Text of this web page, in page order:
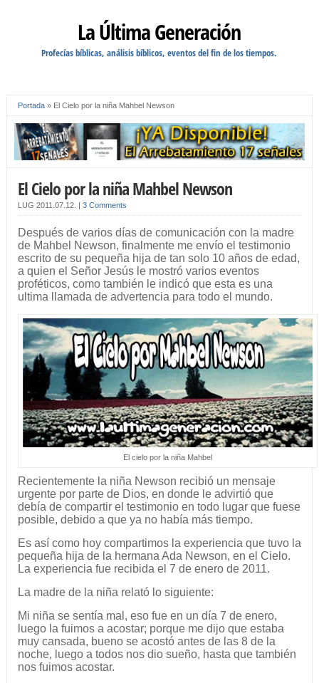
La Última Generación
Profecías bíblicas, análisis bíblicos, eventos del fin de los tiempos.
Portada» El Cielo por la niña Mahbel Newson
El Cielo por la niña Mahbel Newson
LUG 2011.07.12. 3 Comments
Después de varios días de comunicación con la madre
de Mahbel Newson, finalmente me envío el testimonio
escrito de su pequeña hija de tan solo 10 años de edad,
a quien el Señor Jesús le mostró varios eventos
proféticos, como también le indicó que esta es una
ultima llamada de advertencia para todo el mundo.
El cielo por la niña Mahbel
Recientemente la niña Newson recibió un mensaje
urgente por parte de Dios, en donde le advirtió que
debía de compartir el testimonio en todo lugar que fuese
posible, debido a que ya no había más tiempo.
Es así como hoy compartimos la experiencia que tuvo la
pequeña hija de la hermana Ada Newson, en el Cielo.
La experiencia fue recibida el 7 de enero de 2011.
La madre de la niña relató lo siguiente:
Mi niña se sentía mal, eso fue en un día 7 de enero,
luego la fuimos a acostar; porque me dijo que estaba
muy cansada, bueno se acostó antes de las 8 de la
noche, luego a todos nos dio sueño, hasta que también
nos fuimos acostar.